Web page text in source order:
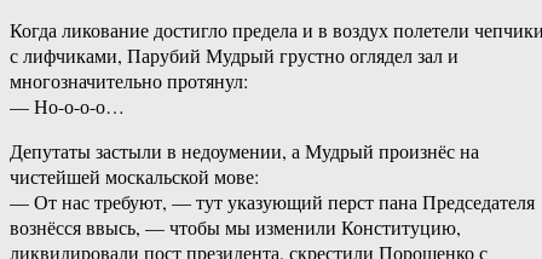
Когда ликование достигло предела и в воздух полетели
с лифчиками, Парубий Мудрый грустно оглядел зал и
многозначительно протянул:
— Но-о-о-о…
Депутаты застыли в недоумении, а Мудрый произнёс на
чистейшей москальской мове:
— От нас требуют, — тут указующий перст пана Председателя
вознёсся ввысь, — чтобы мы изменили Конституцию,
ликвидировали пост президента, скрестили Порошенко с